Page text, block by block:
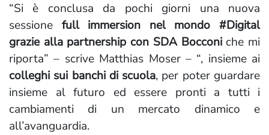
“Si è conclusa da pochi giorni una nuova
sessione full immersion nel mondo #Digital
grazie alla partnership con SDA Bocconi che mi
riporta” – scrive Matthias Moser – “, insieme ai
colleghi sui banchi di scuola, per poter guardare
insieme al futuro ed essere pronti a tutti i
cambiamenti di un mercato dinamico e
all’avanguardia.